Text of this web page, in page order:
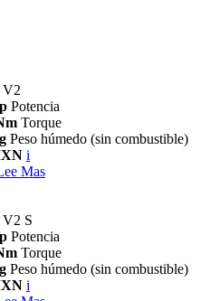
V2
Potencia
Torque
Peso húmedo (sin combustible)
i
Mas
V2 S
Potencia
Torque
Peso húmedo (sin combustible)
i